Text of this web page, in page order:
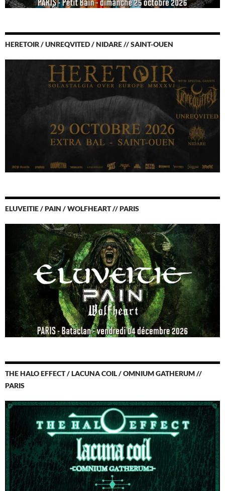
HERETOIR / UNREQVITED / NIDARE // SAINT-OUEN
ELUVEITIE / PAIN / WOLFHEART // PARIS
THE HALO EFFECT / LACUNA COIL / OMNIUM GATHERUM //
PARIS